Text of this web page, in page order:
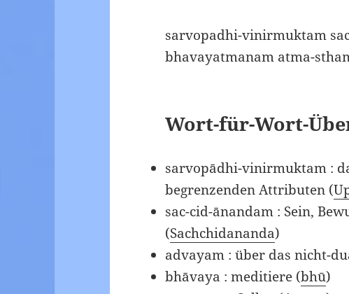
sarvopadhi-vinirmuktam
bhavayatmanam atma-
Wort-für-Wort-
sarvopādhi-vinirmuktam :
begrenzenden Attributen (
sac-cid-ānandam : Sein,
(Sachchidananda)
advayam : über das nicht-
bhāvaya : meditiere (bhū)